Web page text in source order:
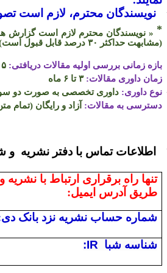
نویسندگان محترم، لازم است
* « نویسندگان محترم لازم است گزارش
(مشابهت حداکثر
۳۰ درصد قابل قبول
بازه زمانی بررسی اولیه مقالات دریافتی: ۵ روز
زمان داوری مقالات:۳ تا ۶ ماه
نوع داوری: داوری تخصصی به صورت دو سو
دسترسی به مقالات: آزاد و رایگان (تمام
اطلاعات
تنها راه برقراری ارتباط با نشریه
طریق آدرس ایمیل:
شماره حساب نشریه نزد بانک
شناسه شبا :IR